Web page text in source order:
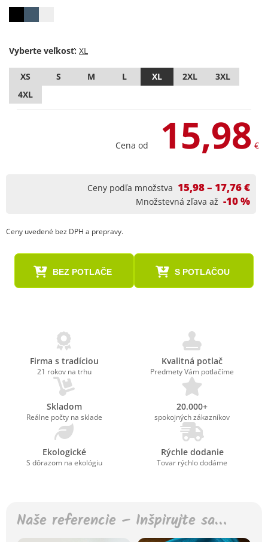
Vyberte veľkosť:
XS S M L XL 2XL
3XL
4XL
Cena od 15,98 €
Ceny podľa množstva 15,98 – 17,76 €
Množstevná zľava až -10 %
Ceny uvedené bez DPH a prepravy.
BEZ POTLAČE S POTLAČOU
Firma s tradíciou
21 rokov na trhu
Kvalitná potlač
Predmety Vám potlačíme
Skladom
Reálne počty na sklade
20.000+
spokojných zákazníkov
Ekologické
S dôrazom na ekológiu
Rýchle dodanie
Tovar rýchlo dodáme
Naše referencie – Inšpirujte sa…